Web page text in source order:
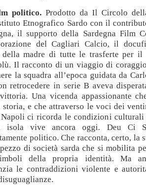
politico. Prodotto da Il Circolo
Etnografico Sardo con il
il supporto della Sardegna Film
del Cagliari Calcio, il
della madre di tutte le trasferte per
Il racconto di un viaggio di
la squadra all’epoca guidata da
retrocedere in serie B aveva
Una vicenda appassionante
storia, e che attraverso le voci dei
ci ricorda le condizioni
isola vive ancora oggi. Deu Ci
politico. Che racconta, certo, la
di società sarda che si mobilita
della propria identità. Ma
le contraddizioni violente e